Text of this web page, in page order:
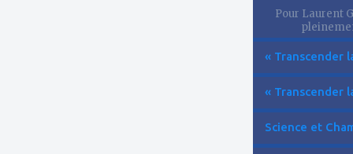
Pour Laurent
« Transcender
« Transcender
Science et